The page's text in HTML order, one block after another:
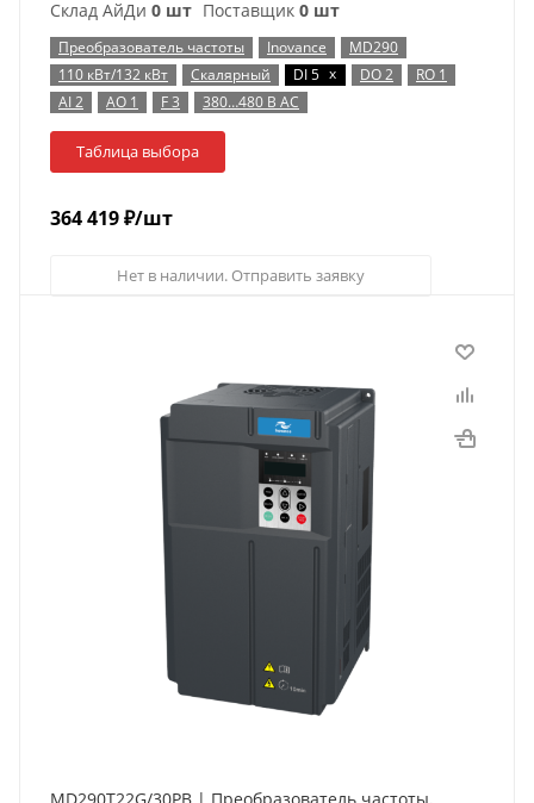
Склад АйДи 0 шт Поставщик 0 шт
Преобразователь частоты Inovance
MD290
110 кВт/132 кВт
Скалярный DI 5 x DO 2
RO 1
AI 2
AO 1 F 3 380…480 В AC
Таблица выбора
364 419₽/шт
Нет в наличии. Отправить заявку